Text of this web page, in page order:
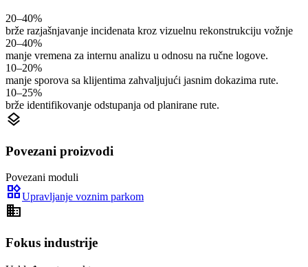
20–40%
brže razjašnjavanje incidenata kroz vizuelnu rekonstrukciju vožnje
20–40%
manje vremena za internu analizu u odnosu na ručne logove.
10–20%
manje sporova sa klijentima zahvaljujući jasnim dokazima rute.
10–25%
brže identifikovanje odstupanja od planirane rute.
layers
Povezani proizvodi
Povezani moduli
widgetsUpravljanje voznim parkom
domain
Fokus industrije